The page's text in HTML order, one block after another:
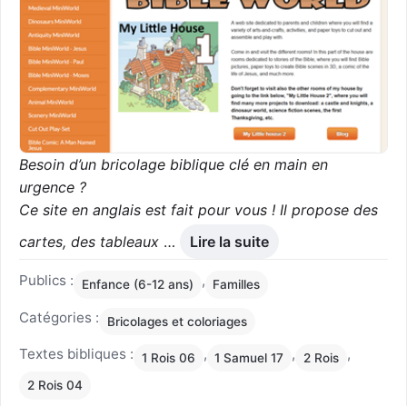
Besoin d’un bricolage biblique clé en main en
urgence ?
Ce site en anglais est fait pour vous ! Il propose des
cartes, des tableaux … Lire la suite
Publics : Enfance (6-12 ans) , Familles
Catégories : Bricolages et coloriages
Textes bibliques : 1 Rois 06 , 1 Samuel 17 , 2 Rois ,
2 Rois 04